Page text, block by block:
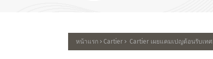
หน้าแรก Cartier Cartier เผยแคมเปญต้อนรับเท